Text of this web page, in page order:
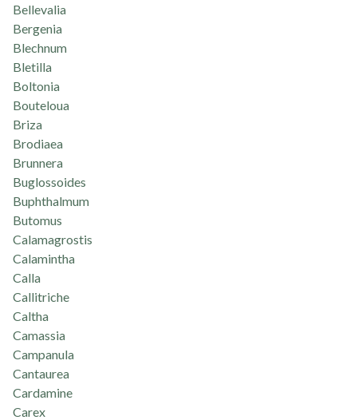
Bellevalia
Bergenia
Blechnum
Bletilla
Boltonia
Bouteloua
Briza
Brodiaea
Brunnera
Buglossoides
Buphthalmum
Butomus
Calamagrostis
Calamintha
Calla
Callitriche
Caltha
Camassia
Campanula
Cantaurea
Cardamine
Carex